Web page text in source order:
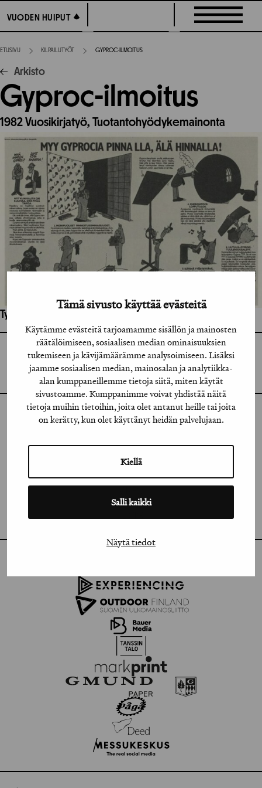
Tämä sivusto käyttää evästeitä
Käytämme evästeitä tarjoamamme sisällön ja mainosten
räätälöimiseen, sosiaalisen median ominaisuuksien
tukemiseen ja kävijämäärämme analysoimiseen. Lisäksi
jaamme sosiaalisen median, mainosalan ja analytiikka-
alan kumppaneillemme tietoja siitä, miten käytät
sivustoamme. Kumppanimme voivat yhdistää näitä
tietoja muihin tietoihin, joita olet antanut heille tai joita
on kerätty, kun olet käyttänyt heidän palvelujaan.
Kiellä
Salli kaikki
Näytä tiedot
suoraan
sisältöön
VUODEN HUIPUT
VUODEN HUIPUT
ETUSIVU KILPAILUTYÖT GYPROC-ILMOITUS
Arkisto
Gyproc-ilmoitus
1982Vuosikirjatyö, Tuotantohyödykemainonta
Työhön osallistuneet henkilöt / tahot:
GRAFIA RY
GRAFIA(AT)GRAFIA.FI
UUDENMAANKATU 11 B 9,
00120 HELSINKI
INSTAGRAM
LINKEDIN
FACEBOOK